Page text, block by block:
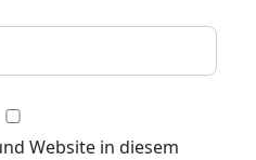
Website in diesem